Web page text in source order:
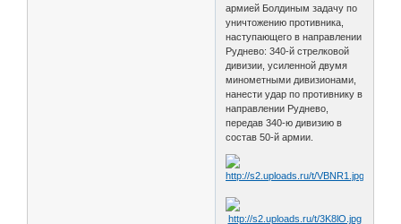
армией Болдиным задачу по
уничтожению противника,
наступающего в направлении
Руднево: 340-й стрелковой
дивизии, усиленной двумя
минометными дивизионами,
нанести удар по противнику в
направлении Руднево,
передав 340-ю дивизию в
состав 50-й армии.